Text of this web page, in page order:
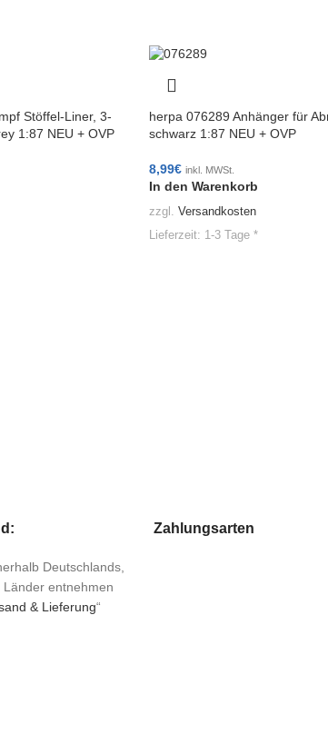
Stöffel-Liner, 3-
1:87 NEU + OVP
herpa 076289 Anhänger für
schwarz 1:87 NEU + OVP
8,99€ inkl. MWSt.
In den Warenkorb
zzgl. Versandkosten
Lieferzeit: 1-3 Tage *
Deutschlands,
entnehmen
& Lieferung“
Zahlungsarten